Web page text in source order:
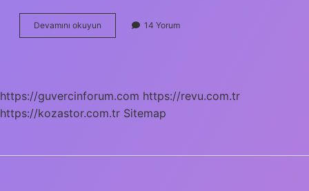
Devamını okuyun
Saz
14 Yorum
https://guvercinforum.com https://revu.com.tr
https://kozastor.com.tr Sitemap